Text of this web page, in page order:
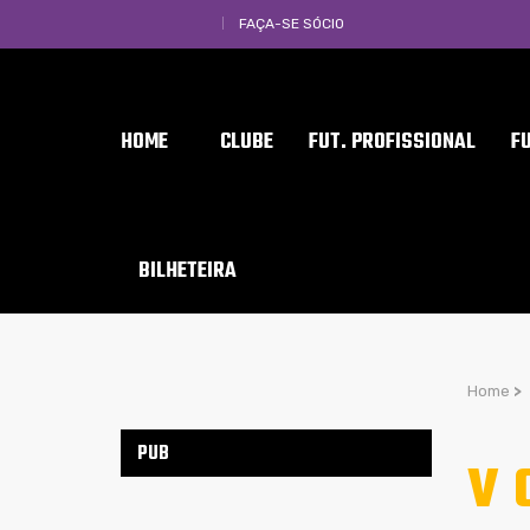
FAÇA-SE SÓCIO
HOME CLUBE FUT. PROFISSIONAL
BILHETEIRA
Home >
V
PUB